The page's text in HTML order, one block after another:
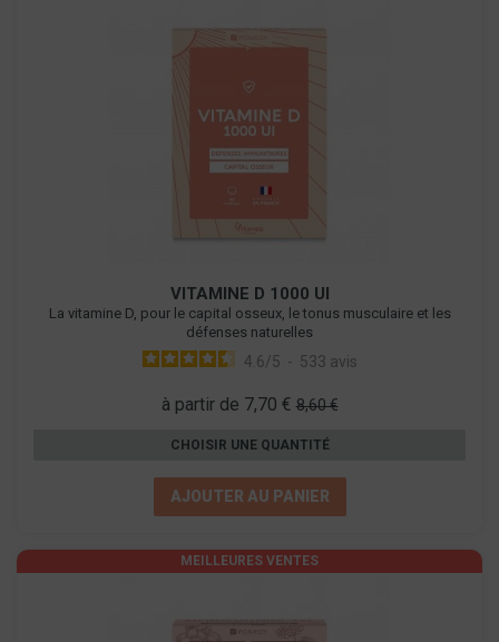
VITAMINE D 1000 UI
La vitamine D, pour le capital osseux, le tonus musculaire et les
défenses naturelles
4.6/5 - 533 avis
à partir de 7,70 €8,60 €
CHOISIR UNE QUANTITÉ
AJOUTER AU PANIER
MEILLEURES VENTES